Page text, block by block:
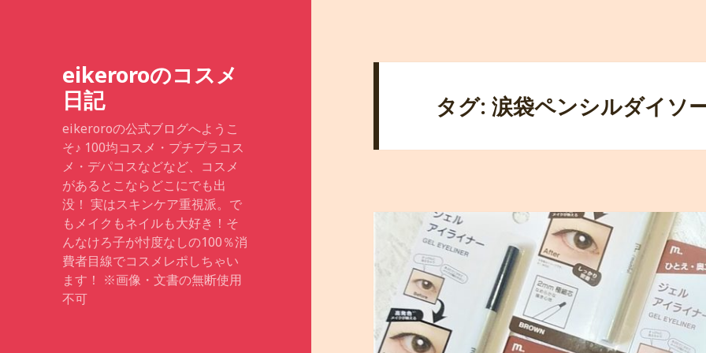
eikeroroのコスメ
日記
eikeroroの公式ブログへようこ
そ♪ 100均コスメ・プチプラコス
メ・デパコスなどなど、コスメ
があるとこならどこにでも出
没！ 実はスキンケア重視派。で
もメイクもネイルも大好き！そ
んなけろ子が忖度なしの100％消
費者目線でコスメレポしちゃい
ます！ ※画像・文書の無断使用
不可
タグ: 涙袋ペンシルダイソ